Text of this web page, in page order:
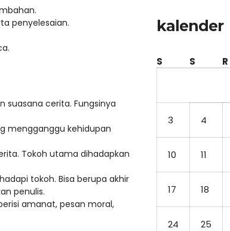
penyelesaian.
suasana cerita. Fungsinya
mengganggu kehidupan
Tokoh utama dihadapkan
tokoh. Bisa berupa akhir
penulis.
amanat, pesan moral,
kalender
S
S R
3 4
10 11
17 18
24 25